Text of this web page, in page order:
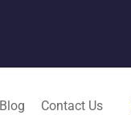
Contact Us